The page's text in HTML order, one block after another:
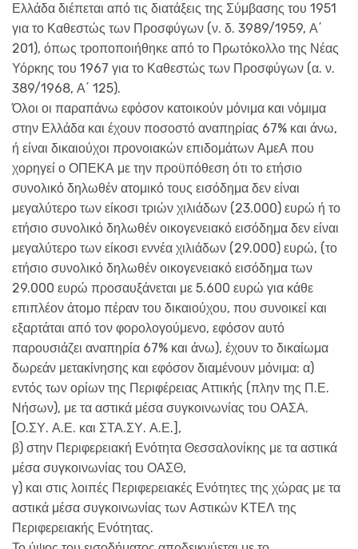
Ελλάδα διέπεται από τις διατάξεις της Σύμβασης του 1951
για το Καθεστώς των Προσφύγων (ν. δ. 3989/1959, Α΄
201), όπως τροποποιήθηκε από το Πρωτόκολλο της Νέας
Υόρκης του 1967 για το Καθεστώς των Προσφύγων (α. ν.
389/1968, Α΄ 125).
Όλοι οι παραπάνω εφόσον κατοικούν μόνιμα και νόμιμα
στην Ελλάδα και έχουν ποσοστό αναπηρίας 67% και άνω,
ή είναι δικαιούχοι προνοιακών επιδομάτων ΑμεΑ που
χορηγεί ο ΟΠΕΚΑ με την προϋπόθεση ότι το ετήσιο
συνολικό δηλωθέν ατομικό τους εισόδημα δεν είναι
μεγαλύτερο των είκοσι τριών χιλιάδων (23.000) ευρώ ή το
ετήσιο συνολικό δηλωθέν οικογενειακό εισόδημα δεν είναι
μεγαλύτερο των είκοσι εννέα χιλιάδων (29.000) ευρώ, (το
ετήσιο συνολικό δηλωθέν οικογενειακό εισόδημα των
29.000 ευρώ προσαυξάνεται με 5.600 ευρώ για κάθε
επιπλέον άτομο πέραν του δικαιούχου, που συνοικεί και
εξαρτάται από τον φορολογούμενο, εφόσον αυτό
παρουσιάζει αναπηρία 67% και άνω), έχουν το δικαίωμα
δωρεάν μετακίνησης και εφόσον διαμένουν μόνιμα: α)
εντός των ορίων της Περιφέρειας Αττικής (πλην της Π.Ε.
Νήσων), με τα αστικά μέσα συγκοινωνίας του ΟΑΣΑ.
[Ο.ΣΥ. Α.Ε. και ΣΤΑ.ΣΥ. Α.Ε.],
β) στην Περιφερειακή Ενότητα Θεσσαλονίκης με τα αστικά
μέσα συγκοινωνίας του ΟΑΣΘ,
γ) και στις λοιπές Περιφερειακές Ενότητες της χώρας με τα
αστικά μέσα συγκοινωνίας των Αστικών ΚΤΕΛ της
Περιφερειακής Ενότητας.